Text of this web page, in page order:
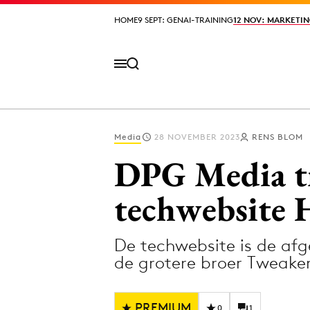
HOME9 SEPT: GENAI-TRAINING12 NOV:
HOME9 SEPT: GENAI-TRAINING12 NOV:
Design
Digital
Diversiteit
Media 28 NOVEMBER 2023 RENS BLOM
DPG Media
techwebsite
De techwebsite is de
de grotere broer
0 1